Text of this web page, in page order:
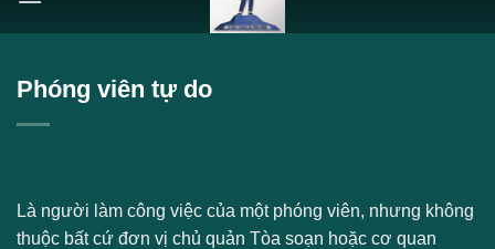
Phóng viên tự do
Là người làm công việc của một phóng viên, nhưng không
thuộc bất cứ đơn vị chủ quản Tòa soạn hoặc cơ quan